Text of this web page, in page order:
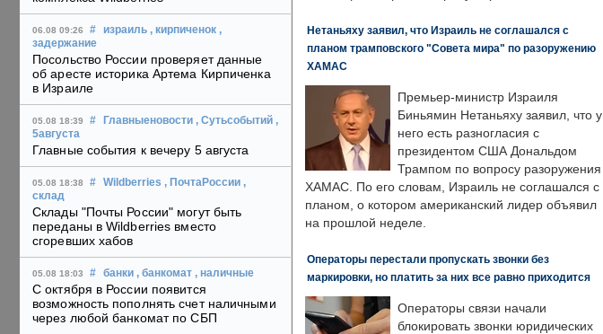
06.08 09:26 # израиль , кирпиченок ,
задержание
Посольство России проверяет данные
об аресте историка Артема Кирпиченка
в Израиле
05.08 18:39 # Главныеновости , Сутьсобытий ,
5августа
Главные события к вечеру 5 августа
05.08 18:38 # Wildberries , ПочтаРоссии ,
склад
Склады "Почты России" могут быть
переданы в Wildberries вместо
сгоревших хабов
05.08 18:03 # банки , банкомат , наличные
С октября в России появится
возможность пополнять счет наличными
через любой банкомат по СБП
Нетаньяху заявил, что Израиль не соглашался с
планом трамповского "Совета мира" по разоружению
ХАМАС
Премьер-министр Израиля
Биньямин Нетаньяху заявил, что у
него есть разногласия с
президентом США Дональдом
Трампом по вопросу разоружения
ХАМАС. По его словам, Израиль не соглашался с
планом, о котором американский лидер объявил
на прошлой неделе.
Операторы перестали пропускать звонки без
маркировки, но платить за них все равно приходится
Операторы связи начали
блокировать звонки юридических